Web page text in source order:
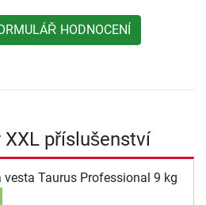
HODNOCENÍ
příslušenství
vesta Taurus Professional 9 kg